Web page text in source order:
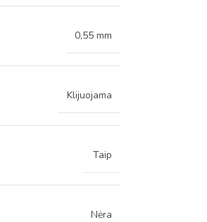
0,55 mm
Klijuojama
Taip
Nėra